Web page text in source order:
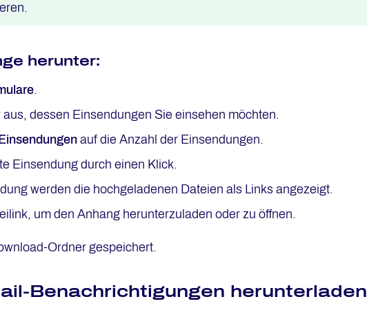
herunter:
.
dessen Einsendungen Sie einsehen möchten.
Einsendungen auf die Anzahl der Einsendungen.
Einsendung durch einen Klick.
werden die hochgeladenen Dateien als Links angezeigt.
um den Anhang herunterzuladen oder zu öffnen.
Ordner gespeichert.
Benachrichtigungen herunterladen